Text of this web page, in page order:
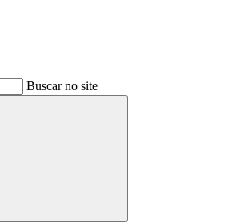
Buscar no site